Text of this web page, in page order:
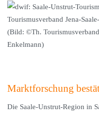
Marktforschung
Die Saale-Unstrut-Region in